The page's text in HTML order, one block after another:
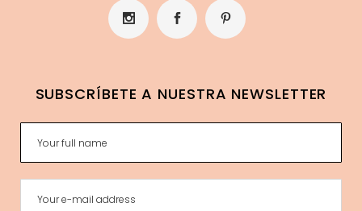
SUBSCRÍBETE A NUESTRA NEWSLETTER